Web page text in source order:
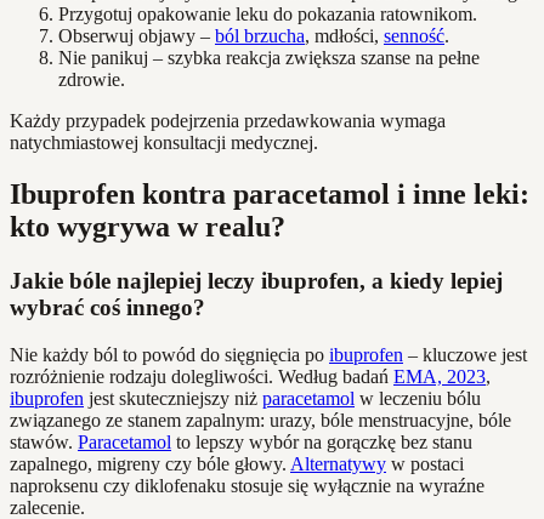
Przygotuj opakowanie leku do pokazania ratownikom.
Obserwuj objawy – ból brzucha, mdłości, senność.
Nie panikuj – szybka reakcja zwiększa szanse na pełne
zdrowie.
Każdy przypadek podejrzenia przedawkowania wymaga
natychmiastowej konsultacji medycznej.
Ibuprofen kontra paracetamol i inne leki:
kto wygrywa w realu?
Jakie bóle najlepiej leczy ibuprofen, a kiedy lepiej
wybrać coś innego?
Nie każdy ból to powód do sięgnięcia po ibuprofen – kluczowe jest
rozróżnienie rodzaju dolegliwości. Według badań EMA, 2023,
ibuprofen jest skuteczniejszy niż paracetamol w leczeniu bólu
związanego ze stanem zapalnym: urazy, bóle menstruacyjne, bóle
stawów. Paracetamol to lepszy wybór na gorączkę bez stanu
zapalnego, migreny czy bóle głowy. Alternatywy w postaci
naproksenu czy diklofenaku stosuje się wyłącznie na wyraźne
zalecenie.